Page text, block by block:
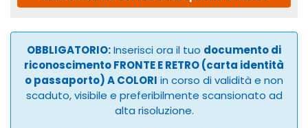
OBBLIGATORIO:Inserisci ora il tuo documento di
riconoscimento FRONTE E RETRO (carta identità
o passaporto) A COLORI in corso di validità e non
scaduto, visibile e preferibilmente scansionato ad
alta risoluzione.